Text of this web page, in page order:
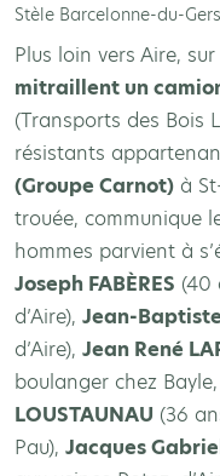
Stèle Barcelonne-du-Gers
Plus loin vers Aire,
mitraillent un
(Transports des Bois
résistants
(Groupe Carnot) à
trouée, communique
hommes parvient à
Joseph FABÈRES (40
d’Aire), Jean-
d’Aire), Jean René
boulanger chez
LOUSTAUNAU (36
Pau), Jacques